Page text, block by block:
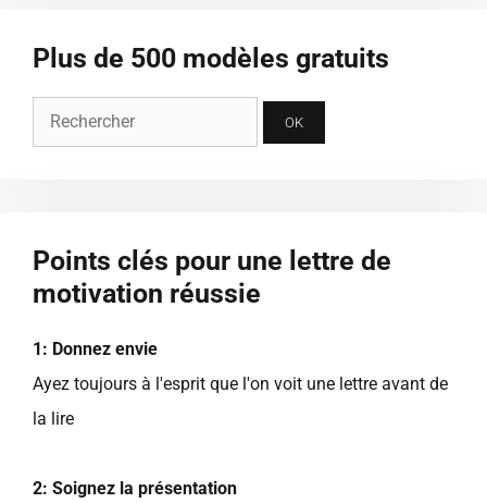
Plus de 500 modèles gratuits
Points clés pour une lettre de
motivation réussie
1: Donnez envie
Ayez toujours à l'esprit que l'on voit une lettre avant de
la lire
2: Soignez la présentation